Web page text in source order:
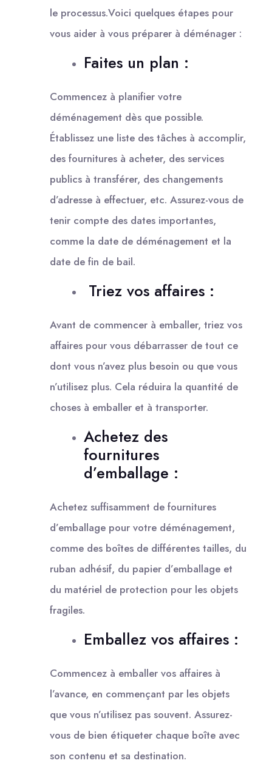
le processus.Voici quelques étapes pour
vous aider à vous préparer à déménager :
Faites un plan :
Commencez à planifier votre
déménagement dès que possible.
Établissez une liste des tâches à accomplir,
des fournitures à acheter, des services
publics à transférer, des changements
d’adresse à effectuer, etc. Assurez-vous de
tenir compte des dates importantes,
comme la date de déménagement et la
date de fin de bail.
Triez vos affaires :
Avant de commencer à emballer, triez vos
affaires pour vous débarrasser de tout ce
dont vous n’avez plus besoin ou que vous
n’utilisez plus. Cela réduira la quantité de
choses à emballer et à transporter.
Achetez des
fournitures
d’emballage :
Achetez suffisamment de fournitures
d’emballage pour votre déménagement,
comme des boîtes de différentes tailles, du
ruban adhésif, du papier d’emballage et
du matériel de protection pour les objets
fragiles.
Emballez vos affaires :
Commencez à emballer vos affaires à
l’avance, en commençant par les objets
que vous n’utilisez pas souvent. Assurez-
vous de bien étiqueter chaque boîte avec
son contenu et sa destination.